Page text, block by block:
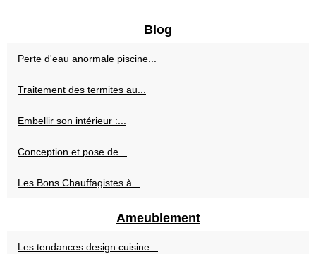
Blog
Perte d'eau anormale piscine...
Traitement des termites au...
Embellir son intérieur :...
Conception et pose de...
Les Bons Chauffagistes à...
Ameublement
Les tendances design cuisine...